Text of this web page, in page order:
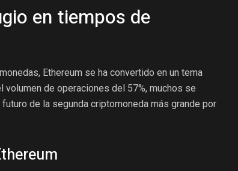
en tiempos de
Ethereum se ha convertido en un tema
volumen de operaciones del 57%, muchos se
de la segunda criptomoneda más grande por